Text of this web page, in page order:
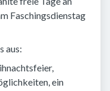
Faschingsdienstag
aus:
ein